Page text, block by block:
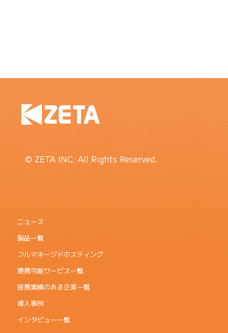
© ZETA INC. All Rights Reserved.
ニュース
製品一覧
フルマネージドホスティング
連携可能サービス一覧
提携実績のある企業一覧
導入事例
インタビュー一覧